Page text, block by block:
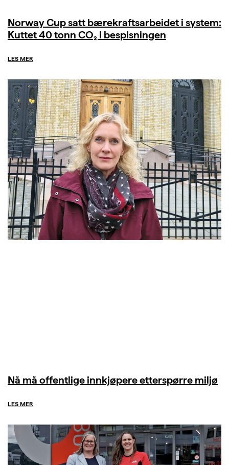
Norway Cup satt bærekraftsarbeidet i system:
Kuttet 40 tonn CO₂ i bespisningen
LES MER
Nå må offentlige innkjøpere etterspørre miljø
LES MER